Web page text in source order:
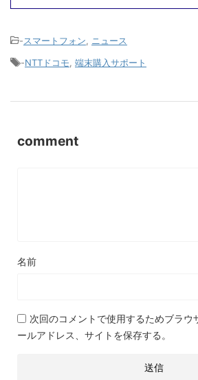
-スマートフォン, ニュース
-NTTドコモ, 端末購入サポート
comment
名前
次回のコメントで使用するためブラウ
ールアドレス、サイトを保存する。